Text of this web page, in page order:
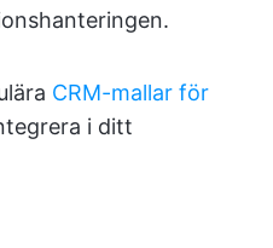
CRM-mallar för
i ditt